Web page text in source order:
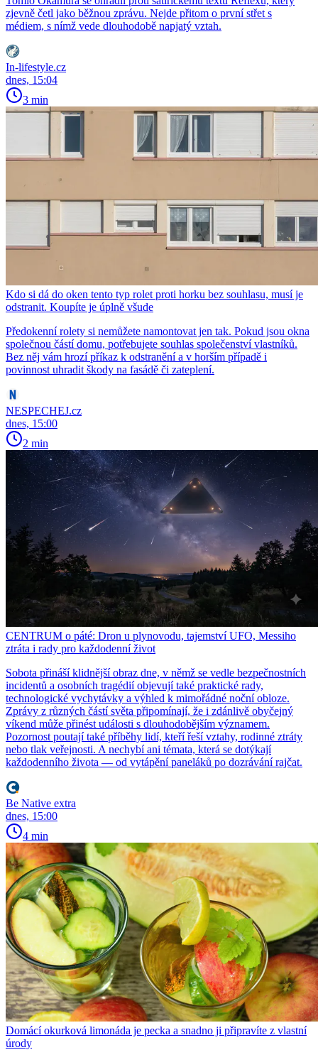
zjevně četl jako běžnou zprávu. Nejde přitom o první střet s
médiem, s nímž vede dlouhodobě napjatý vztah.
In-lifestyle.cz
dnes, 15:04
3 min
Kdo si dá do oken tento typ rolet proti horku bez souhlasu, musí je
odstranit. Koupíte je úplně všude
Předokenní rolety si nemůžete namontovat jen tak. Pokud jsou okna
společnou částí domu, potřebujete souhlas společenství vlastníků.
Bez něj vám hrozí příkaz k odstranění a v horším případě i
povinnost uhradit škody na fasádě či zateplení.
NESPECHEJ.cz
dnes, 15:00
2 min
CENTRUM o páté: Dron u plynovodu, tajemství UFO, Messiho
ztráta i rady pro každodenní život
Sobota přináší klidnější obraz dne, v němž se vedle bezpečnostních
incidentů a osobních tragédií objevují také praktické rady,
technologické vychytávky a výhled k mimořádné noční obloze.
Zprávy z různých částí světa připomínají, že i zdánlivě obyčejný
víkend může přinést události s dlouhodobějším významem.
Pozornost poutají také příběhy lidí, kteří řeší vztahy, rodinné ztráty
nebo tlak veřejnosti. A nechybí ani témata, která se dotýkají
každodenního života — od vytápění paneláků po dozrávání rajčat.
Be Native extra
dnes, 15:00
4 min
Domácí okurková limonáda je pecka a snadno ji připravíte z vlastní
úrody